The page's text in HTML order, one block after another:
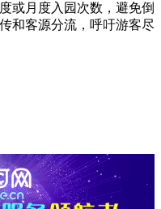
或月度入园次数，避免倒
和客源分流，呼吁游客尽